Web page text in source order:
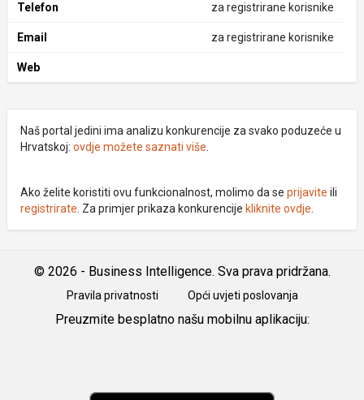
Telefon za registrirane korisnike
Email za registrirane korisnike
Web
Naš portal jedini ima analizu konkurencije za svako poduzeće u
Hrvatskoj: ovdje možete saznati više
Ako želite koristiti ovu funkcionalnost, molimo da se prijavite ili
registrirate . Za primjer prikaza konkurencije kliknite ovdje
© 2026 - Business Intelligence. Sva prava pridržana.
Pravila privatnosti Opći uvjeti poslovanja
Preuzmite besplatno našu mobilnu aplikaciju: